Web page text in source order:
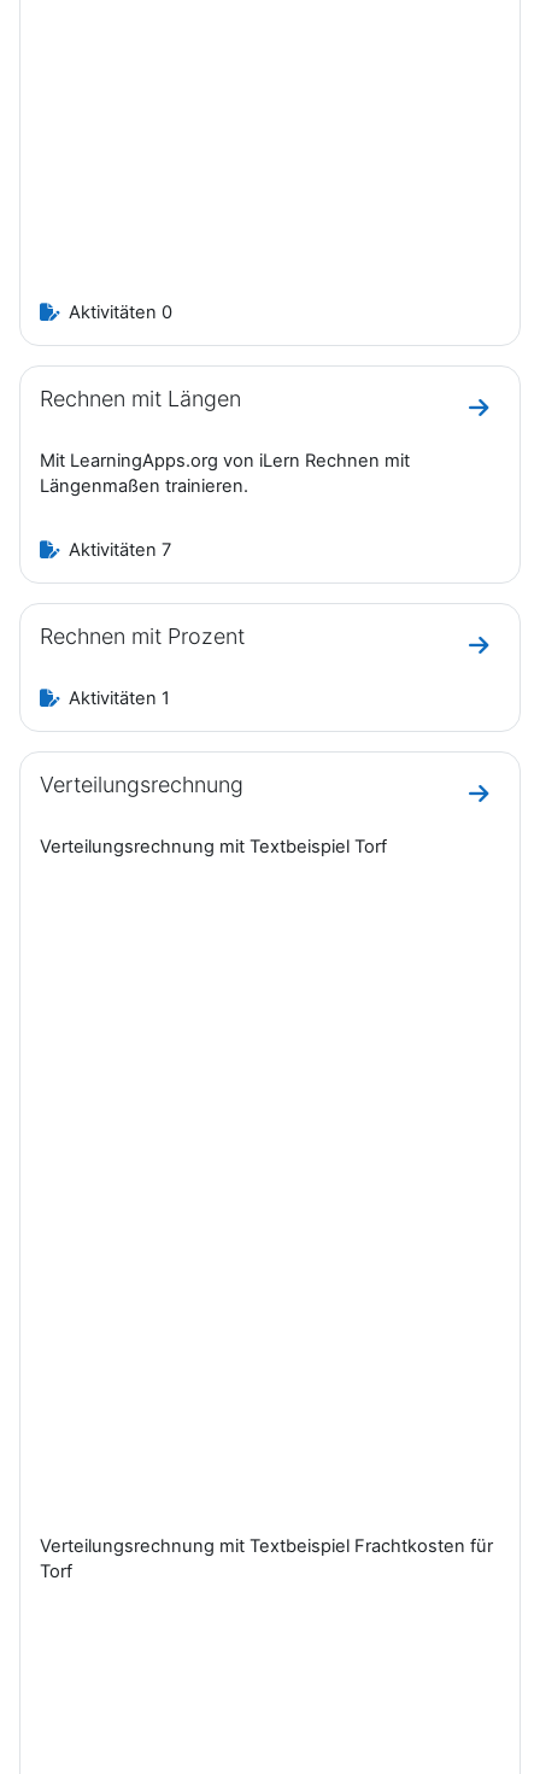
Aktivitäten 0
Rechnen mit Längen
Zum
Mit LearningApps.org von iLern Rechnen mit
Längenmaßen trainieren.
Aktivitäten 7
Rechnen mit Prozent
Zum
Aktivitäten 1
Verteilungsrechnung
Zum
Verteilungsrechnung mit Textbeispiel Torf
Verteilungsrechnung mit Textbeispiel Frachtkosten für
Torf